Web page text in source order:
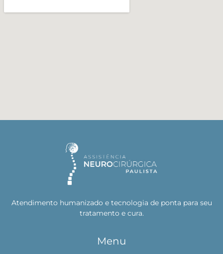
Atendimento humanizado e tecnologia de ponta para seu
tratamento e cura.
Menu